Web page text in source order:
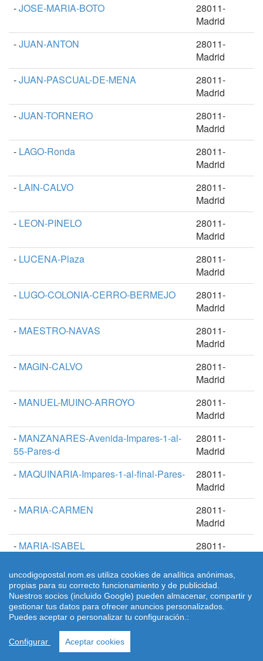
-JOSE-MARIA-BOTO
28011-
Madrid
-JUAN-ANTON
28011-
Madrid
-JUAN-PASCUAL-DE-MENA
28011-
Madrid
-JUAN-TORNERO
28011-
Madrid
- LAGO-Ronda
28011-
Madrid
- LAIN-CALVO
28011-
Madrid
- LEON-PINELO
28011-
Madrid
- LUCENA-Plaza
28011-
Madrid
- LUGO-COLONIA-CERRO-BERMEJO
28011-
Madrid
- MAESTRO-NAVAS
28011-
Madrid
- MAGIN-CALVO
28011-
Madrid
- MANUEL-MUINO-ARROYO
28011-
Madrid
- MANZANARES-Avenida-Impares-1-al-
55-Pares-d
28011-
Madrid
- MAQUINARIA-Impares-1-al-final-Pares-
28011-
Madrid
- MARIA-CARMEN
28011-
Madrid
- MARIA-ISABEL
28011-
-MARIA-TERESA-ACOSTA
28011-
Madrid
-MARIANO-CARDERERA
MARIANO-LANUZA-Plaza
uncodigopostal.nom.es utiliza cookies de analítica anónimas,
propias para su correcto funcionamiento y de publicidad.
Nuestros socios (incluido Google) pueden almacenar, compartir y
gestionar tus datos para ofrecer anuncios personalizados.
Puedes aceptar o personalizar tu configuración.:
Configurar Aceptar cookies